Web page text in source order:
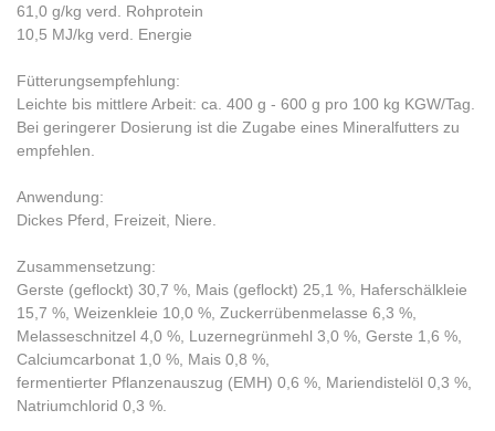
61,0 g/kg verd. Rohprotein
10,5 MJ/kg verd. Energie
Fütterungsempfehlung:
Leichte bis mittlere Arbeit: ca. 400 g - 600 g pro 100 kg KGW/Tag.
Bei geringerer Dosierung ist die Zugabe eines Mineralfutters zu
empfehlen.
Anwendung:
Dickes Pferd, Freizeit, Niere.
Zusammensetzung:
Gerste (geflockt) 30,7 %, Mais (geflockt) 25,1 %, Haferschälkleie
15,7 %, Weizenkleie 10,0 %, Zuckerrübenmelasse 6,3 %,
Melasseschnitzel 4,0 %, Luzernegrünmehl 3,0 %, Gerste 1,6 %,
Calciumcarbonat 1,0 %, Mais 0,8 %,
fermentierter Pflanzenauszug (EMH) 0,6 %, Mariendistelöl 0,3 %,
Natriumchlorid 0,3 %.